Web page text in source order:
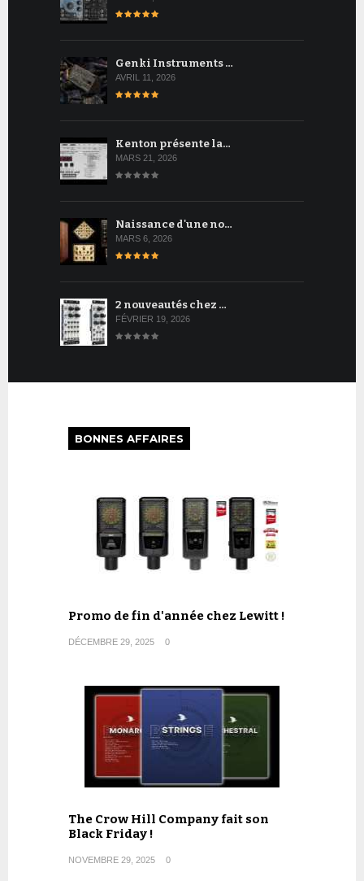
Genki Instruments …
AVRIL 11, 2026
Kenton présente la…
MARS 21, 2026
Naissance d'une no…
MARS 6, 2026
2 nouveautés chez …
FÉVRIER 19, 2026
BONNES AFFAIRES
Promo de fin d'année chez Lewitt !
DÉCEMBRE 29, 2025 0
The Crow Hill Company fait son
Black Friday !
NOVEMBRE 29, 2025 0